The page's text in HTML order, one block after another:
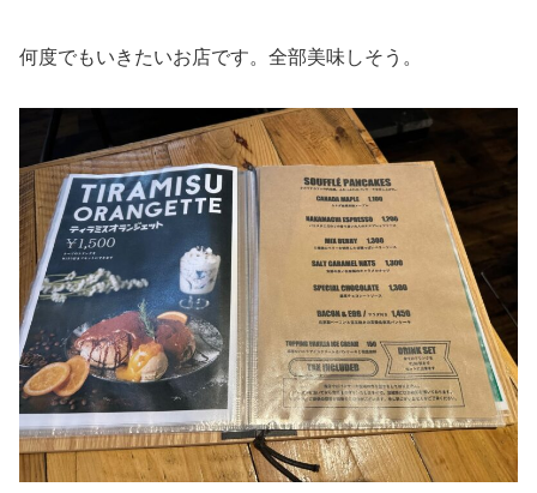
何度でもいきたいお店です。全部美味しそう。